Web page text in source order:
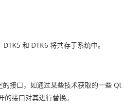
和 DTK6 将共存于系统中。
接口，如通过某些技术获取的一些 Qt
接口对其进行替换。